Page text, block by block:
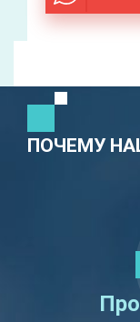
ПОЧЕМУ